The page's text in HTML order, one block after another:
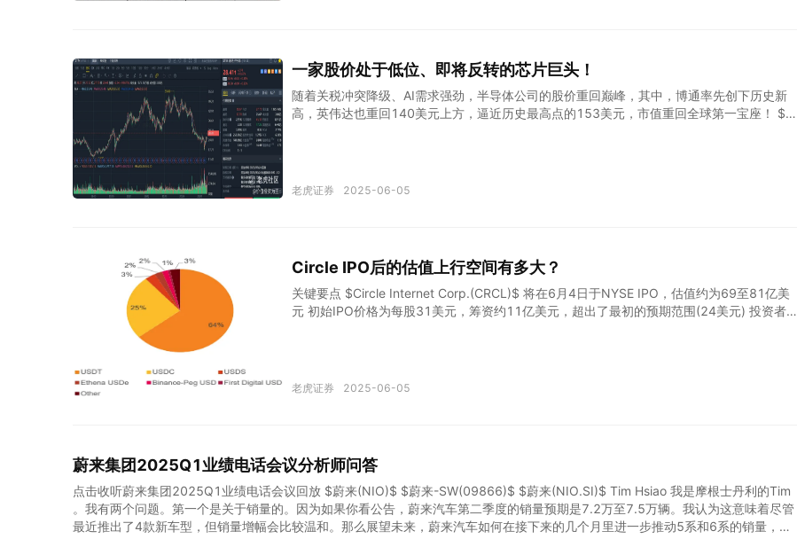
店、定位高端奢侈品牌的模式不同。 从毛利率上看，去年周六福为25.9%，远低于老铺黄金
的41%，和周生生28%
一家股价处于低位、即将反转的芯片巨头！
随着关税冲突降级、AI需求强劲，半导体公司的股价重回巅峰，其中，博通率先创下历史新
高，英伟达也重回140美元上方，逼近历史最高点的153美元，市值重回全球第一宝座！ $博
森美半导体(ON)$ 集体躁动，背后的逻辑几何？ 先来看意法半导体，它是一家总部位于瑞士
度持续提振公司业绩。 此外，Chery 对当前的市场动态表现出浓厚的兴趣，他指出，本季度
截至目前，公司的出货远高于平价水平，这正是处
老虎证券 2025-06-05
Circle IPO后的估值上行空间有多大？
关键要点 $Circle Internet Corp.(CRCL)$ 将在6月4日于NYSE IPO，估值约为69至81亿美
元 初始IPO价格为每股31美元，筹资约11亿美元，超出了最初的预期范围(24美元) 投资者对
特点 法币抵押型：以美元、欧元等法定货币1:1锚定，信用风险较低 加密货币抵押型：采用E
格局 高度集中：USDT(64%)和USDC(25%)合计
老虎证券 2025-06-05
蔚来集团2025Q1业绩电话会议分析师问答
点击收听蔚来集团2025Q1业绩电话会议回放 $蔚来(NIO)$ $蔚来-SW(09866)$ $蔚来(NIO.SI)$ Tim Hsiao 我是摩根士丹利的Tim
。我有两个问题。第一个是关于销量的。因为如果你看公告，蔚来汽车第二季度的销量预期是7.2万至7.5万辆。我认为这意味着尽管
最近推出了4款新车型，但销量增幅会比较温和。那么展望未来，蔚来汽车如何在接下来的几个月里进一步推动5系和6系的销量，并